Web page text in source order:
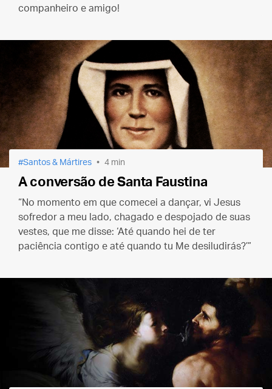
companheiro e amigo!
Santos & Mártires 4 min
A conversão de Santa Faustina
“No momento em que comecei a dançar, vi Jesus
sofredor a meu lado, chagado e despojado de suas
vestes, que me disse: ‘Até quando hei de ter
paciência contigo e até quando tu Me desiludirás?’”